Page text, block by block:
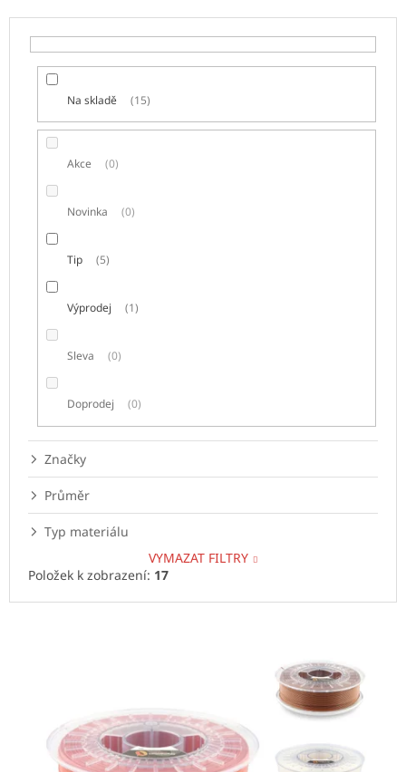
o
Na skladě 15
Akce 0
Novinka 0
Tip 5
Výprodej 1
Sleva 0
Doprodej 0
Značky
Průměr
Typ materiálu
VYMAZAT FILTRY
Položek k zobrazení: 17